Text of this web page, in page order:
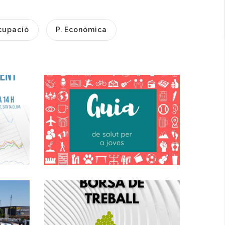
P. Econòmica
L'Oficina Jove Del
Baix Penedès Ha
Actualitzat La
2025.
Joventut
Convocatòria
Mitjançant
Concurs Oposició
Per La Creació
D'una Borsa De